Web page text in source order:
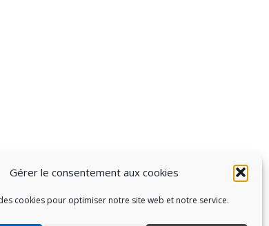
Gérer le consentement aux cookies
cookies pour optimiser notre site web et notre service.